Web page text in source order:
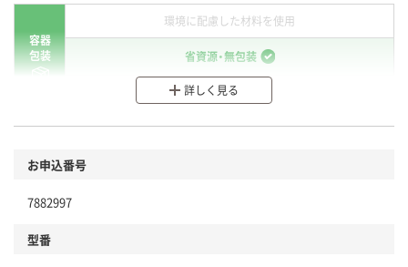
容器
包装
環境に配慮した材料を使用
省資源・無包装
分別・リサイクルしやすい設計
商品
本体
詳しく見る
お申込番号
7882997
型番